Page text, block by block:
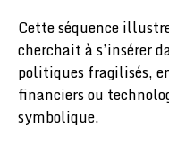
Cette séquence
cherchait à s’insérer
politiques fragilisés,
financiers ou
symbolique.